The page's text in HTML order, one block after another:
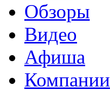
Обзоры
Видео
Афиша
Компании